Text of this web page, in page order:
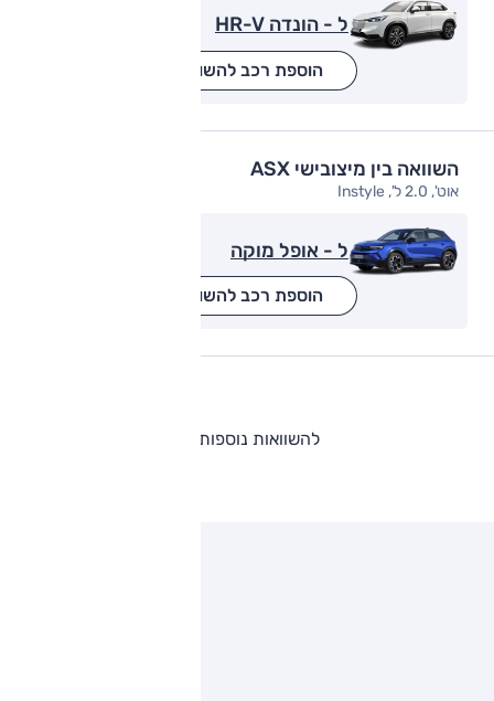
ל - הונדה HR-V
הוספת רכב להשוואה
השוואה בין מיצובישי ASX
אוט', 2.0 ל', Instyle
ל - אופל מוקה
הוספת רכב להשוואה
להשוואות נוספות